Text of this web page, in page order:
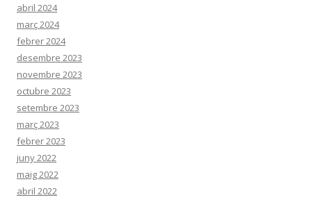
abril 2024
març 2024
febrer 2024
desembre 2023
novembre 2023
octubre 2023
setembre 2023
març 2023
febrer 2023
juny 2022
maig 2022
abril 2022